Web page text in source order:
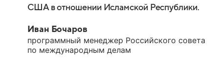
США в отношении Исламской Республики.
Иван Бочаров
программный менеджер Российского совета
по международным делам